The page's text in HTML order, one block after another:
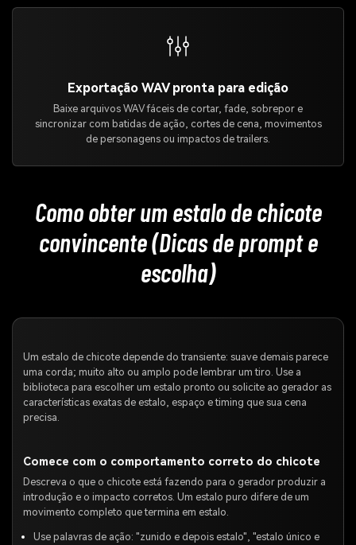
Exportação WAV pronta para edição
Baixe arquivos WAV fáceis de cortar, fade, sobrepor e
sincronizar com batidas de ação, cortes de cena, movimentos
de personagens ou impactos de trailers.
Como obter um estalo de chicote
convincente (Dicas de prompt e
escolha)
Um estalo de chicote depende do transiente: suave demais parece
uma corda; muito alto ou amplo pode lembrar um tiro. Use a
biblioteca para escolher um estalo pronto ou solicite ao gerador as
características exatas de estalo, espaço e timing que sua cena
precisa.
Comece com o comportamento correto do chicote
Descreva o que o chicote está fazendo para o gerador produzir a
introdução e o impacto corretos. Um estalo puro difere de um
movimento completo que termina em estalo.
Use palavras de ação: "zunido e depois estalo", "estalo único e